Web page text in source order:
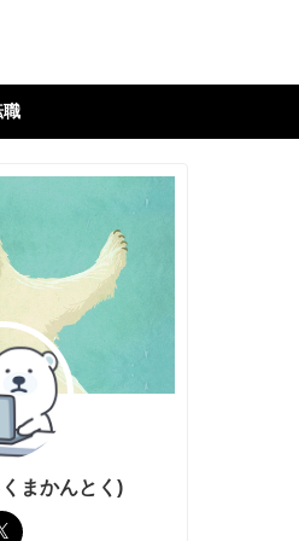
職
プ 〜
杭ナビの使い方がわからな
必見！簡単解説で杭ナビを
しよう！
まかんとく)